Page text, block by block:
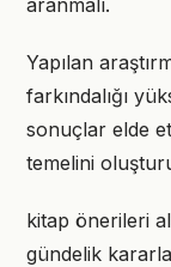
aranmalı.
Yapılan
farkındalığı
sonuçlar elde
temelini
kitap önerileri
gündelik